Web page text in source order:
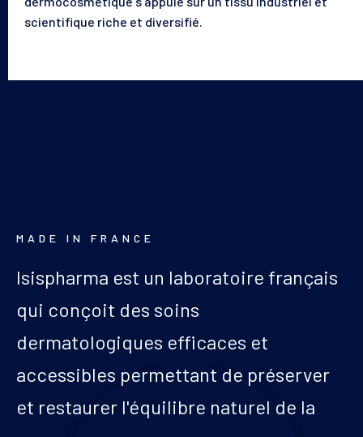
scientifique riche et diversifié.
MADE IN FRANCE
Isispharma est un laboratoire français
qui conçoit des soins
dermatologiques efficaces et
accessibles permettant de préserver
et restaurer l'équilibre naturel de la